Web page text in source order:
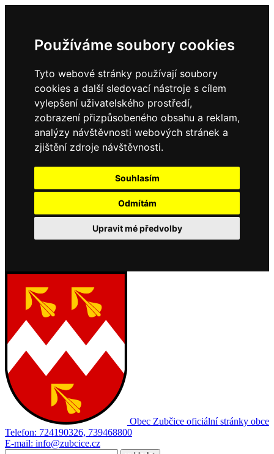
Používáme soubory cookies
Tyto webové stránky používají soubory
cookies a další sledovací nástroje s cílem
vylepšení uživatelského prostředí,
zobrazení přizpůsobeného obsahu a reklam,
analýzy návštěvnosti webových stránek a
zjištění zdroje návštěvnosti.
Souhlasím
Odmítám
Upravit mé předvolby
Obec Zubčice oficiální stránky obce
Telefon: 724190326, 739468800
E-mail: info@zubcice.cz